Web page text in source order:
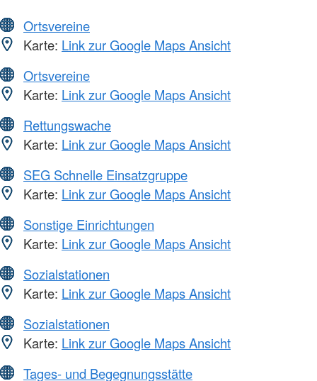
Ortsvereine
Karte: Link zur Google Maps Ansicht
Ortsvereine
Karte: Link zur Google Maps Ansicht
Rettungswache
Karte: Link zur Google Maps Ansicht
SEG Schnelle Einsatzgruppe
Karte: Link zur Google Maps Ansicht
Sonstige Einrichtungen
Karte: Link zur Google Maps Ansicht
Sozialstationen
Karte: Link zur Google Maps Ansicht
Sozialstationen
Karte: Link zur Google Maps Ansicht
Tages- und Begegnungsstätte